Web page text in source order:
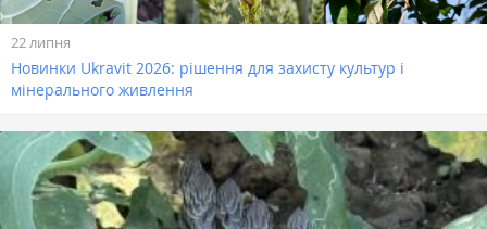
22 липня
Новинки Ukravit 2026: рішення для захисту культур і
мінерального живлення